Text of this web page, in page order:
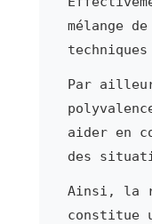
mélange
Par
aider en
des
Ainsi, la
constitue